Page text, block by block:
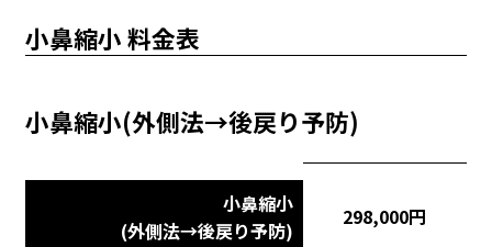
小鼻縮小 料金表
小鼻縮小(外側法→後戻り予防)
小鼻縮小
(外側法→後戻り予防)
298,000円